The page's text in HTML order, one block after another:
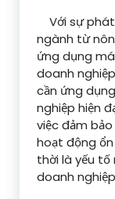
Với sự phát
ngành từ
ứng dụng
doanh
cần ứng
nghiệp hiện
việc đảm
hoạt động
thời là yếu
doanh